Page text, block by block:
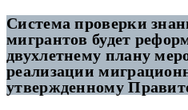
Система проверки
мигрантов будет
двухлетнему плану
реализации
утвержденному